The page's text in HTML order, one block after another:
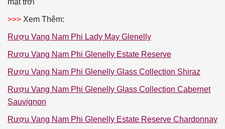
>>> Xem Thêm:
Rượu Vang Nam Phi Lady May Glenelly
Rượu Vang Nam Phi Glenelly Estate Reserve
Rượu Vang Nam Phi Glenelly Glass Collection Shiraz
Rượu Vang Nam Phi Glenelly Glass Collection Cabernet
Sauvignon
Rượu Vang Nam Phi Glenelly Estate Reserve Chardonnay